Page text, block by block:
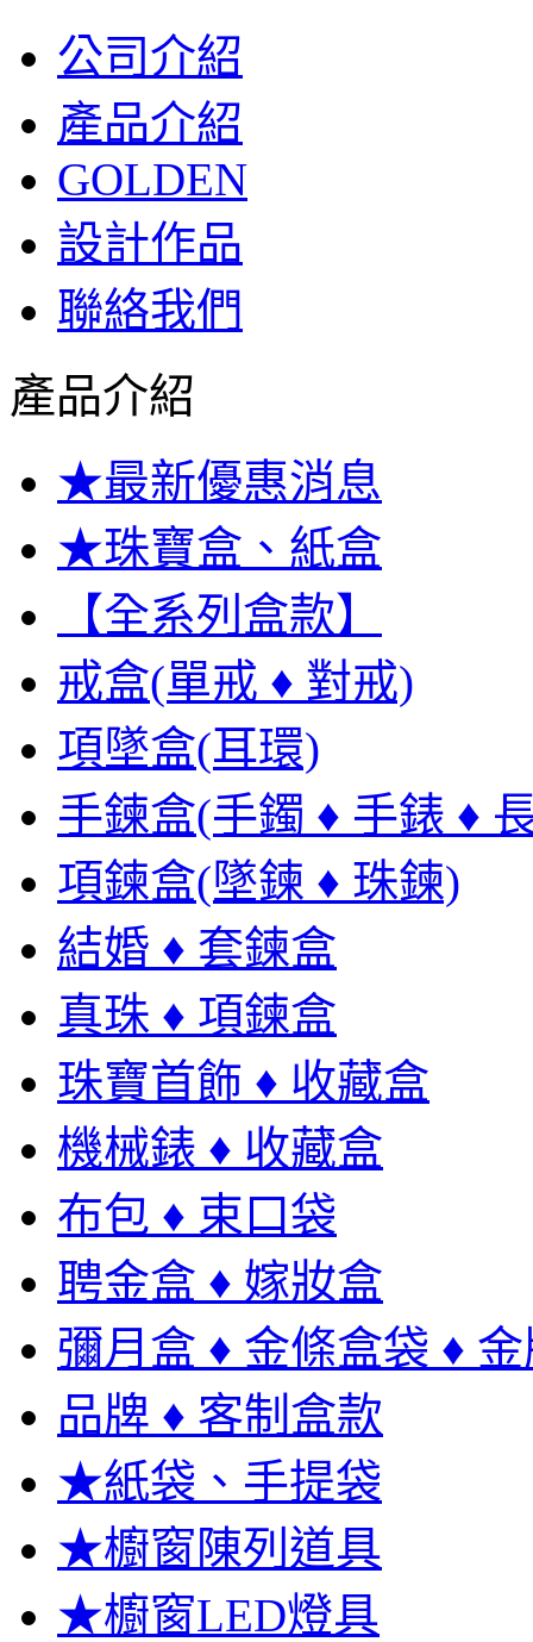
公司介紹
產品介紹
GOLDEN
設計作品
聯絡我們
產品介紹
★最新優惠消息
★珠寶盒、紙盒
【全系列盒款】
戒盒(單戒 ♦ 對戒)
項墜盒(耳環)
手鍊盒(手鐲 ♦ 手錶 ♦
項鍊盒(墜鍊 ♦ 珠鍊)
結婚 ♦ 套鍊盒
真珠 ♦ 項鍊盒
珠寶首飾 ♦ 收藏盒
機械錶 ♦ 收藏盒
布包 ♦ 束口袋
聘金盒 ♦ 嫁妝盒
彌月盒 ♦ 金條盒袋 ♦
品牌 ♦ 客制盒款
★紙袋、手提袋
★櫥窗陳列道具
★櫥窗LED燈具